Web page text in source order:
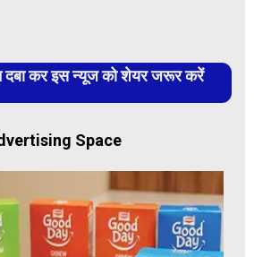
कर इस न्यूज को शेयर जरूर करें
Space